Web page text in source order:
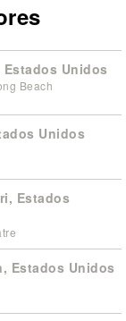
Unidos
Beach
Unidos
Estados
Estados Unidos